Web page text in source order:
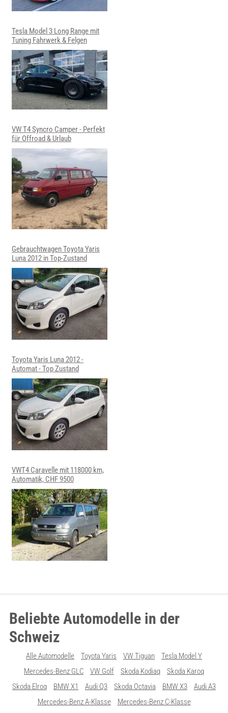
Tesla Model 3 Long Range mit
Tuning Fahrwerk & Felgen
VW T4 Syncro Camper - Perfekt
für Offroad & Urlaub
Gebrauchtwagen Toyota Yaris
Luna 2012 in Top-Zustand
Toyota Yaris Luna 2012 -
Automat - Top Zustand
VWT4 Caravelle mit 118000 km,
Automatik, CHF 9500
Beliebte Automodelle in der
Schweiz
Alle Automodelle Toyota Yaris VW Tiguan
Tesla Model Y
Mercedes-Benz GLC
VW Golf Skoda Kodiaq
Skoda Karoq
Skoda Elroq
BMW X1 Audi Q3 Skoda Octavia BMW X3
Audi A3
Mercedes-Benz A-Klasse
Mercedes-Benz C-Klasse